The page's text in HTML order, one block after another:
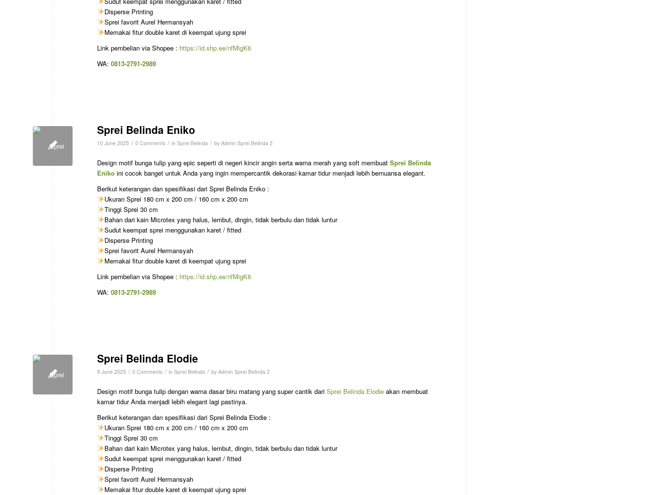
Disperse Printing
Sprei favorit Aurel Hermansyah
Memakai fitur double karet di keempat ujung sprei
Link pembelian via Shopee : https://id.shp.ee/nfMigK6
WA: 0813-2791-2989
Sprei Belinda Eniko
10 June 2025 / 0 Comments / in Sprei Belinda / by Admin Sprei Belinda 2
Design motif bunga tulip yang epic seperti di negeri kincir angin serta warna merah yang soft membuat Sprei Belinda
Eniko ini cocok banget untuk Anda yang ingin mempercantik dekorasi kamar tidur menjadi lebih bernuansa elegant.
Berikut keterangan dan spesifikasi dari Sprei Belinda Eniko :
Ukuran Sprei 180 cm x 200 cm / 160 cm x 200 cm
Tinggi Sprei 30 cm
Bahan dari kain Microtex yang halus, lembut, dingin, tidak berbulu dan tidak luntur
Sudut keempat sprei menggunakan karet / fitted
Disperse Printing
Sprei favorit Aurel Hermansyah
Memakai fitur double karet di keempat ujung sprei
Link pembelian via Shopee : https://id.shp.ee/nfMigK6
WA: 0813-2791-2989
Sprei Belinda Elodie
9 June 2025 / 0 Comments / in Sprei Belinda / by Admin Sprei Belinda 2
Design motif bunga tulip dengan warna dasar biru matang yang super cantik dari Sprei Belinda Elodie akan membuat
kamar tidur Anda menjadi lebih elegant lagi pastinya.
Berikut keterangan dan spesifikasi dari Sprei Belinda Elodie :
Ukuran Sprei 180 cm x 200 cm / 160 cm x 200 cm
Tinggi Sprei 30 cm
Bahan dari kain Microtex yang halus, lembut, dingin, tidak berbulu dan tidak luntur
Sudut keempat sprei menggunakan karet / fitted
Disperse Printing
Sprei favorit Aurel Hermansyah
Memakai fitur double karet di keempat ujung sprei